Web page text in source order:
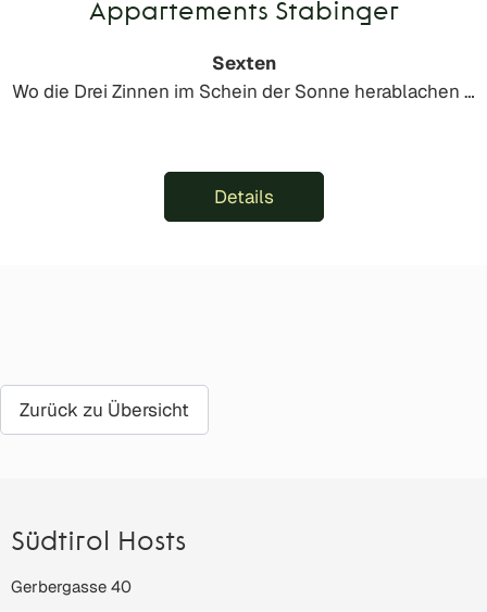
Appartements Stabinger
Sexten
Wo die Drei Zinnen im Schein der Sonne herablachen …
Details
Zurück zu Übersicht
Südtirol Hosts
Gerbergasse 40